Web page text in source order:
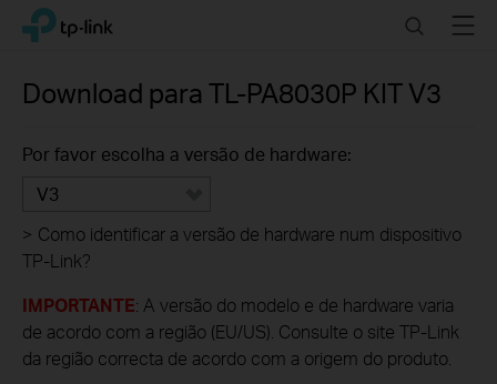
Click
navigation
TP-Link, Reliably Smart SearchMenu
Download para TL-PA8030P KITV3
Por favor escolha a versão de hardware:
V3
> Como identificar a versão de hardware num dispositivo
TP-Link?
IMPORTANTE: A versão do modelo e de hardware varia
de acordo com a região (EU/US). Consulte o site TP-Link
da região correcta de acordo com a origem do produto.